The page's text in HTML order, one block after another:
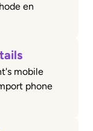
en
mobile
phone